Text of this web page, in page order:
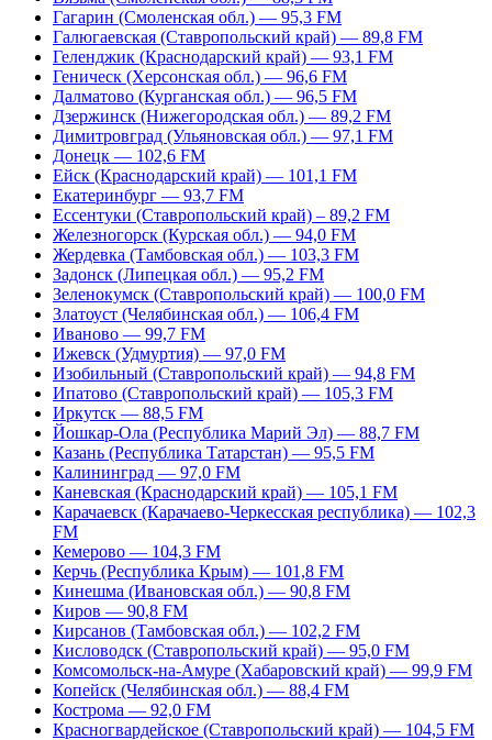
Гагарин (Смоленская обл.) — 95,3 FM
Галюгаевская (Ставропольский край) — 89,8 FM
Геленджик (Краснодарский край) — 93,1 FM
Геническ (Херсонская обл.) — 96,6 FM
Далматово (Курганская обл.) — 96,5 FM
Дзержинск (Нижегородская обл.) — 89,2 FM
Димитровград (Ульяновская обл.) — 97,1 FM
Донецк — 102,6 FM
Ейск (Краснодарский край) — 101,1 FM
Екатеринбург — 93,7 FM
Ессентуки (Ставропольский край) – 89,2 FM
Железногорск (Курская обл.) — 94,0 FM
Жердевка (Тамбовская обл.) — 103,3 FM
Задонск (Липецкая обл.) — 95,2 FM
Зеленокумск (Ставропольский край) — 100,0 FM
Златоуст (Челябинская обл.) — 106,4 FM
Иваново — 99,7 FM
Ижевск (Удмуртия) — 97,0 FM
Изобильный (Ставропольский край) — 94,8 FM
Ипатово (Ставропольский край) — 105,3 FM
Иркутск — 88,5 FM
Йошкар-Ола (Республика Марий Эл) — 88,7 FM
Казань (Республика Татарстан) — 95,5 FM
Калининград — 97,0 FM
Каневская (Краснодарский край) — 105,1 FM
Карачаевск (Карачаево-Черкесская республика) — 102,3
FM
Кемерово — 104,3 FM
Керчь (Республика Крым) — 101,8 FM
Кинешма (Ивановская обл.) — 90,8 FM
Киров — 90,8 FM
Кирсанов (Тамбовская обл.) — 102,2 FM
Кисловодск (Ставропольский край) — 95,0 FM
Комсомольск-на-Амуре (Хабаровский край) — 99,9 FM
Копейск (Челябинская обл.) — 88,4 FM
Кострома — 92,0 FM
Красногвардейское (Ставропольский край) — 104,5 FM